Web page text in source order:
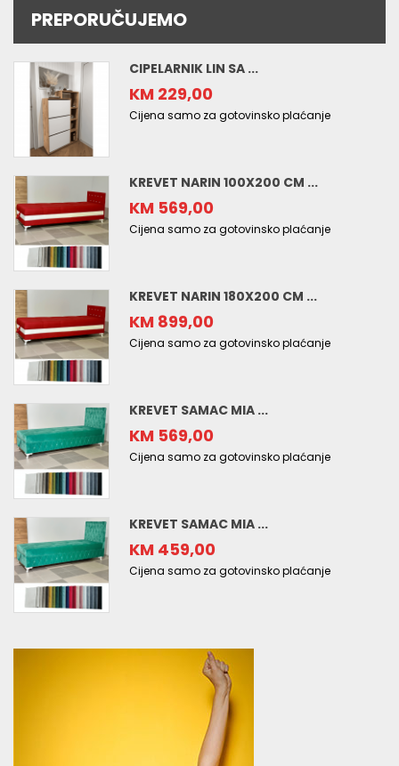
PREPORUČUJEMO
CIPELARNIK LIN SA ...
KM 229,00
Cijena samo za gotovinsko plaćanje
KREVET NARIN 100X200 CM ...
KM 569,00
Cijena samo za gotovinsko plaćanje
KREVET NARIN 180X200 CM ...
KM 899,00
Cijena samo za gotovinsko plaćanje
KREVET SAMAC MIA ...
KM 569,00
Cijena samo za gotovinsko plaćanje
KREVET SAMAC MIA ...
KM 459,00
Cijena samo za gotovinsko plaćanje